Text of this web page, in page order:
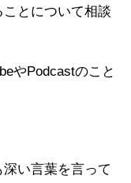
とについて相談
やPodcastのこと
い言葉を言って